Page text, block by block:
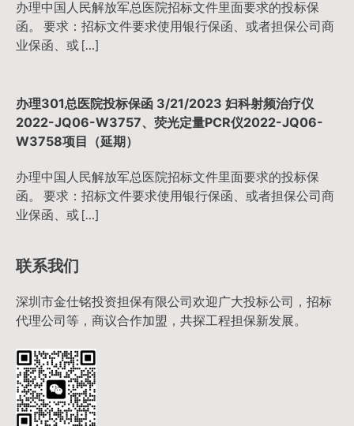
办理中国人民解放军总医院招标文件里面要求的投标保
函。 要求：招标文件要求使用银行保函、或者担保公司商
业保函、或 […]
办理301总医院投标保函 3/21/2023 妇科射频治疗仪
2022-JQ06-W3757、荧光定量PCR仪2022-JQ06-
W3758项目（延期）
办理中国人民解放军总医院招标文件里面要求的投标保
函。 要求：招标文件要求使用银行保函、或者担保公司商
业保函、或 […]
联系我们
深圳市金仕铭投资担保有限公司欢迎广大投标公司，招标
代理公司等，商议合作加盟，共探工程担保新发展。